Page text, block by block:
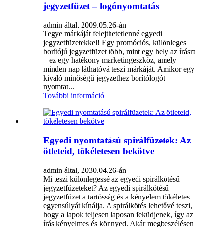
jegyzetfüzet – logónyomtatás
admin által, 2009.05.26-án
Tegye márkáját felejthetetlenné egyedi
jegyzetfüzetekkel! Egy promóciós, különleges
borítójú jegyzetfüzet több, mint egy hely az írásra
– ez egy hatékony marketingeszköz, amely
minden nap láthatóvá teszi márkáját. Amikor egy
kiváló minőségű jegyzethez borítólogót
nyomtat...
További információ
Egyedi nyomtatású spirálfüzetek: Az
ötleteid, tökéletesen bekötve
admin által, 2030.04.26-án
Mi teszi különlegessé az egyedi spirálkötésű
jegyzetfüzeteket? Az egyedi spirálkötésű
jegyzetfüzet a tartósság és a kényelem tökéletes
egyensúlyát kínálja. A spirálkötés lehetővé teszi,
hogy a lapok teljesen laposan feküdjenek, így az
írás kényelmes és könnyed. Akár megbeszélésen